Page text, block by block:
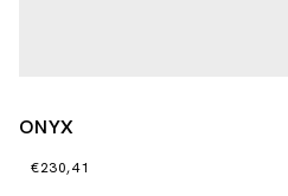
ONYX
€230,41